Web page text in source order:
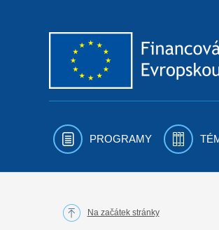
PROGRAMY
Na začátek stránky